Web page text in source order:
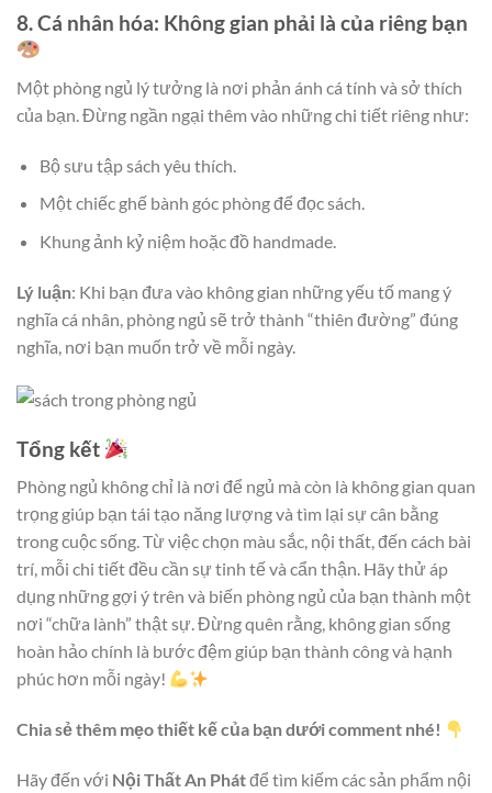
8. Cá nhân hóa: Không gian phải là của riêng bạn
Một phòng ngủ lý tưởng là nơi phản ánh cá tính và sở thích
của bạn. Đừng ngần ngại thêm vào những chi tiết riêng như:
Bộ sưu tập sách yêu thích.
Một chiếc ghế bành góc phòng để đọc sách.
Khung ảnh kỷ niệm hoặc đồ handmade.
Lý luận: Khi bạn đưa vào không gian những yếu tố mang ý
nghĩa cá nhân, phòng ngủ sẽ trở thành “thiên đường” đúng
nghĩa, nơi bạn muốn trở về mỗi ngày.
Tổng kết
Phòng ngủ không chỉ là nơi để ngủ mà còn là không gian quan
trọng giúp bạn tái tạo năng lượng và tìm lại sự cân bằng
trong cuộc sống. Từ việc chọn màu sắc, nội thất, đến cách bài
trí, mỗi chi tiết đều cần sự tinh tế và cẩn thận. Hãy thử áp
dụng những gợi ý trên và biến phòng ngủ của bạn thành một
nơi “chữa lành” thật sự. Đừng quên rằng, không gian sống
hoàn hảo chính là bước đệm giúp bạn thành công và hạnh
phúc hơn mỗi ngày!
Chia sẻ thêm mẹo thiết kế của bạn dưới comment nhé!
Hãy đến với Nội Thất An Phátđể tìm kiếm các sản phẩm nội